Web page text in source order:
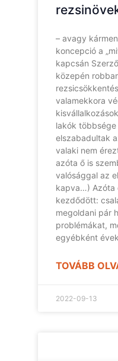
– avagy
koncepció a
kapcsán
közepén
valamekkora
lakók
elszabadultak
valaki nem
azóta ő is
valósággal az
kapva…) Azóta
kezdődött:
megoldani pár
problémákat,
egyébként
TOVÁBB
2022-09-13